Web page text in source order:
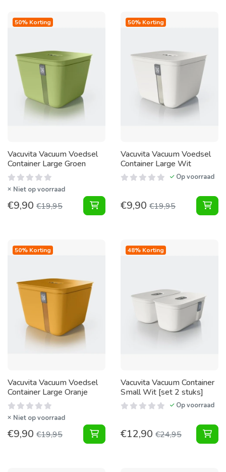
50% Korting
Vacuvita Vacuum Voedsel
Container Large Groen
Niet op voorraad
€9,90 €19,95 Vacuum Voedsel Container Large
50% Korting
Vacuvita Vacuum Voedsel
Container Large Wit
Op voorraad
€9,90 €19,95
50% Korting
Vacuvita Vacuum Voedsel
Container Large Oranje
Niet op voorraad
€9,90 €19,95 Vacuum Voedsel Container Large
48% Korting
Vacuvita Vacuum Container
Small Wit [set 2 stuks]
Op voorraad
€12,90 €24,95